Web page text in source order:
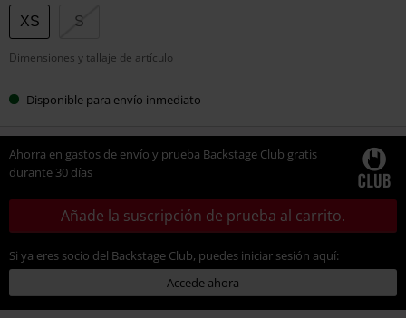
Elige
tu
talla
XS S
Dimensiones y tallaje de artículo
Disponible para envío inmediato
Ahorra en gastos de envío y prueba Backstage Club gratis
durante 30 días
Añade la suscripción de prueba al carrito.
Si ya eres socio del Backstage Club, puedes iniciar sesión aquí:
Accede ahora